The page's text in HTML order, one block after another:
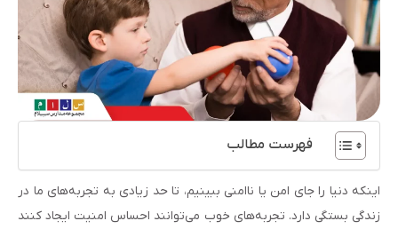
فهرست مطالب
اینکه دنیا را جای امن یا ناامنی ببینیم، تا حد زیادی به تجربه‌های ما در
زندگی بستگی دارد. تجربه‌های خوب می‌توانند احساس امنیت ایجاد کنند